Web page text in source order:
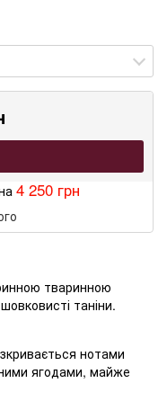
4 250 грн
тваринною
таніни.
нотами
ягодами, майже